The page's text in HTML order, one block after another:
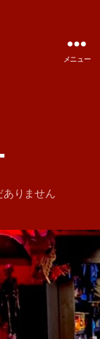
メニュー
ありません